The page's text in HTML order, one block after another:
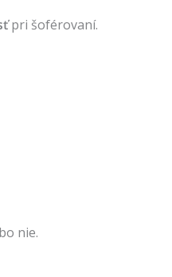
pri šoférovaní.
nie.